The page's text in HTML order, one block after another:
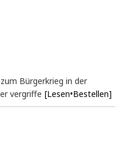
Bürgerkrieg in der
vergriffe [Lesen•Bestellen]